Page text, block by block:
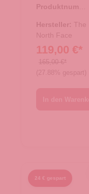
e/Rucksac
k Base
Camp
Duffel XL
TNF Red-
TNF Black
Produktnumme
Hersteller: The
North Face
119,00 €*
165,00 €*
(27.88% gespart)
24 € gespart